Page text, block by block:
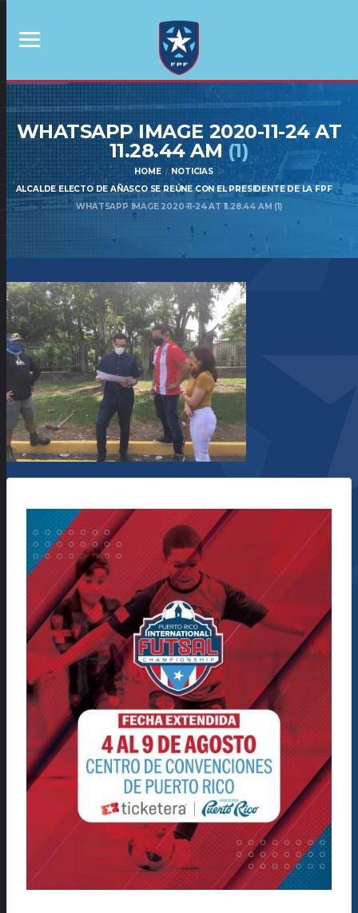
WHATSAPP IMAGE 2020-11-24 AT
11.28.44 AM (1)
HOME
NOTICIAS
ALCALDE ELECTO DE AÑASCO SE REÚNE CON EL PRESIDENTE DE LA FPF
WHATSAPP IMAGE 2020-11-24 AT 11.28.44 AM (1)